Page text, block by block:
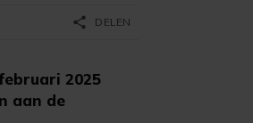
2025
aan de
share DELEN